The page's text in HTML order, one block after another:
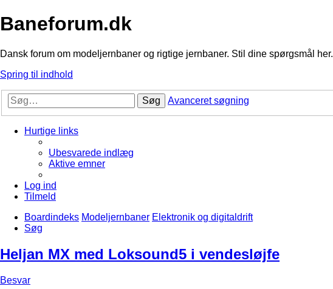
Baneforum.dk
Dansk forum om modeljernbaner og rigtige jernbaner. Stil dine spørgsmål her.
Spring til indhold
Søg Avanceret søgning
Hurtige links
Ubesvarede indlæg
Aktive emner
Log ind
Tilmeld
Boardindeks Modeljernbaner Elektronik og digitaldrift
Søg
Heljan MX med Loksound5 i vendesløjfe
Besvar